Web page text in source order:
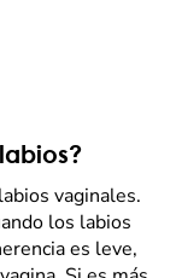
vaginales.
los labios
es leve,